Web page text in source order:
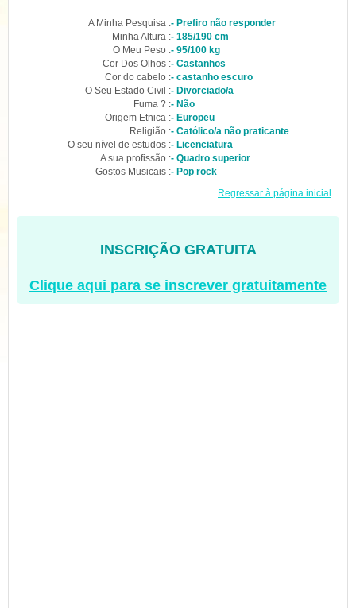
A Minha Pesquisa :- Prefiro não responder
Minha Altura :- 185/190 cm
O Meu Peso :- 95/100 kg
Cor Dos Olhos :- Castanhos
Cor do cabelo :- castanho escuro
O Seu Estado Civil :- Divorciado/a
Fuma ? :- Não
Origem Etnica :- Europeu
Religião :- Católico/a não praticante
O seu nível de estudos :- Licenciatura
A sua profissão :- Quadro superior
Gostos Musicais :- Pop rock
Regressar à página inicial
INSCRIÇÃO GRATUITA
Clique aqui para se inscrever gratuitamente